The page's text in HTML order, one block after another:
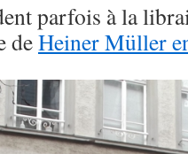
parfois à la
deHeiner Müller